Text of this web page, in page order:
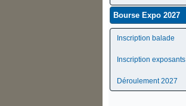
Bourse Expo 2027
Inscription balade
Inscription exposants
Déroulement 2027